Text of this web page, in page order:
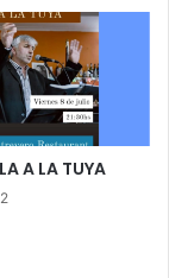
A LA TUYA